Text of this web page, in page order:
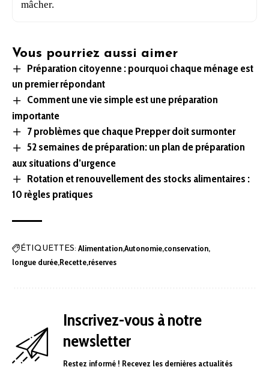
mâcher.
Vous pourriez aussi aimer
Préparation citoyenne : pourquoi chaque ménage est
un premier répondant
Comment une vie simple est une préparation
importante
7 problèmes que chaque Prepper doit surmonter
52 semaines de préparation: un plan de préparation
aux situations d’urgence
Rotation et renouvellement des stocks alimentaires :
10 règles pratiques
ÉTIQUETTES: AlimentationAutonomie conservation
longue durée Recette réserves
Inscrivez-vous à notre
newsletter
Restez informé ! Recevez les dernières actualités